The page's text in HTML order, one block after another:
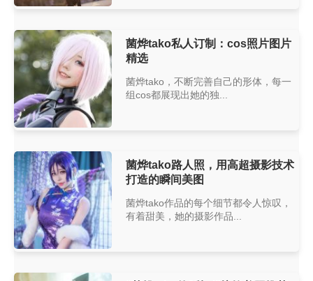
菌烨tako私人订制：cos照片图片
精选
菌烨tako，不断完善自己的形体，每一
组cos都展现出她的独...
菌烨tako路人照，用高超摄影技术
打造的瞬间美图
菌烨tako作品的每个细节都令人惊叹，
有着甜美，她的摄影作品...